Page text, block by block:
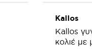
Kallos
Kallos
κολιέ με